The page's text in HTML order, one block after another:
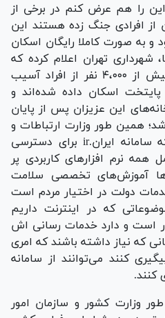
را هم عرض کنم در برخی از
از افرادی جنگ زده هستند این
و به صورت کاملا رایگان اسکان
شهرداری تهران اعلام کرده که
تاکنون ۱،۴۰۰ خانوار معادل بیش از ۴،۰۰۰ نفر از افراد آسیب
در پایتخت اسکان داده شده‌اند و
این عزیزان پس از پایان
همین طور وزارت ارتباطات و
فناوری اطلاعات اعلام کرد که سامانه ایران.ir برای دسترسی
نرم افزار‌های کاربردی پر
آموزش‌های تخصصی سلامت
دولت در اختیار مردم است
که در اینترنت داریم
است و دارد خدمات رسانی اش
که نیاز داشته باشند که امری
کنند می‌توانند از سامانه
وزارت کشور و سازمان امور